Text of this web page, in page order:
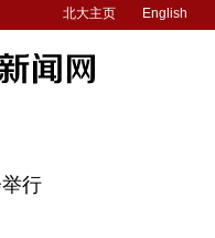
北大主页 English
行